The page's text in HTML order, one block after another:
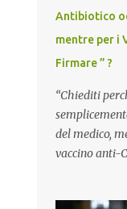
Antibiotico
mentre per i
Firmare ” ?
“Chiediti
del medico,
vaccino anti-